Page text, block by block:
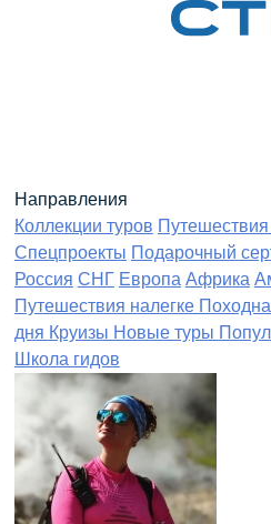
Направления
Коллекции туров Путешествия
Спецпроекты Подарочный
Россия СНГ Европа Африка
Путешествия налегке
дня Круизы Новые туры
Школа гидов